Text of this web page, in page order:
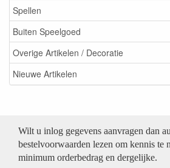
Spellen
Buiten Speelgoed
Overige Artikelen / Decoratie
Nieuwe Artikelen
Wilt u inlog gegevens aanvragen dan
bestelvoorwaarden lezen om kennis te
minimum orderbedrag en dergelijke.